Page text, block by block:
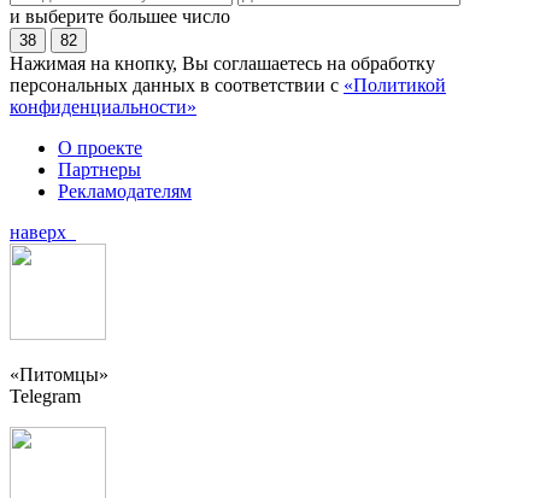
и выберите большее число
38 82
Нажимая на кнопку, Вы соглашаетесь на обработку
персональных данных в соответствии с «Политикой
конфиденциальности»
О проекте
Партнеры
Рекламодателям
наверх
«Питомцы»
Telegram